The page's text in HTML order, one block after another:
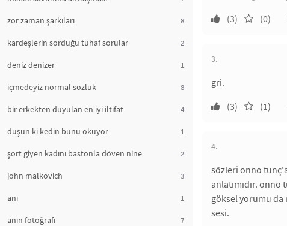
zor zaman şarkıları 8
kardeşlerin sorduğu tuhaf sorular 2
deniz denizer 1
içmedeyiz normal sözlük 8
bir erkekten duyulan en iyi iltifat 4
düşün ki kedin bunu okuyor 1
şort giyen kadını bastonla döven nine 2
john malkovich 3
anı 1
anın fotoğrafı 7
(3)
(0)
3.
gri.
(3)
(1)
4.
sözleri onno tunç'a
anlatımıdır. onno
göksel yorumu da
sesi.